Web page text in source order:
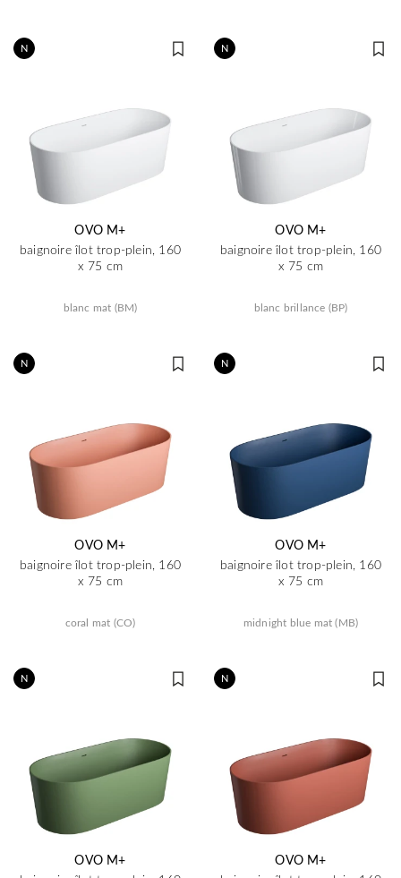
N
OVO M+
baignoire îlot trop-plein, 160
x 75 cm
blanc mat (BM)
N
OVO M+
baignoire îlot trop-plein, 160
x 75 cm
blanc brillance (BP)
N
OVO M+
baignoire îlot trop-plein, 160
x 75 cm
coral mat (CO)
N
OVO M+
baignoire îlot trop-plein, 160
x 75 cm
midnight blue mat (MB)
N
OVO M+
N
OVO M+